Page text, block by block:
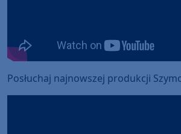
Posłuchaj najnowszej produkcji